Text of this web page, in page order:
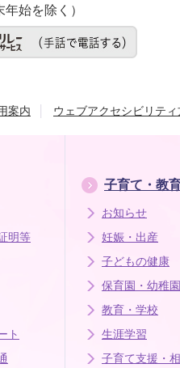
年始を除く）
案内 ウェブアクセシビリテ
明等
ト
子育て・教
お知らせ
妊娠・出産
子どもの健康
保育園・幼稚
教育・学校
生涯学習
子育て支援・